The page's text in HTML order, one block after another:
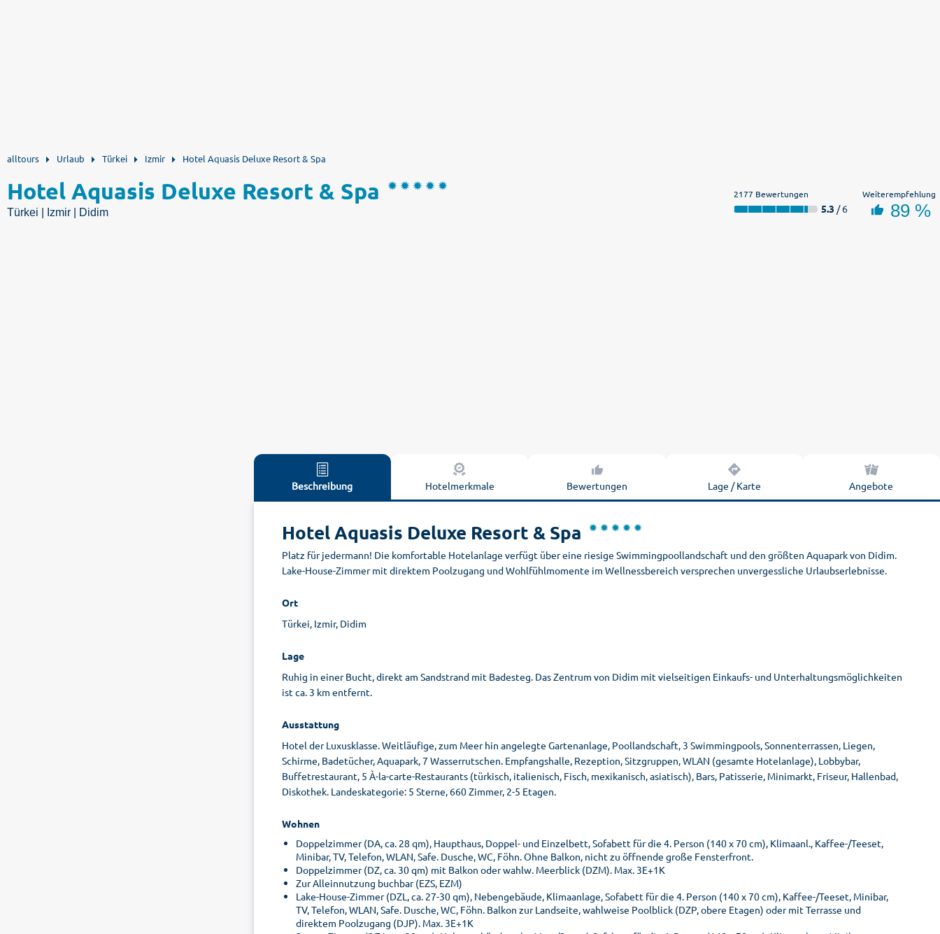
alltours Urlaub Türkei Izmir Hotel Aquasis Deluxe Resort & Spa
Hotel Aquasis Deluxe Resort & Spa
Türkei | Izmir | Didim
2177 Bewertungen
5.3 / 6
Weiterempfehlung
89 %
Beschreibung Hotelmerkmale Bewertungen Lage / Karte Angebote
Hotel Aquasis Deluxe Resort & Spa
Platz für jedermann! Die komfortable Hotelanlage verfügt über eine riesige Swimmingpoollandschaft und den größten Aquapark von Didim.
Lake-House-Zimmer mit direktem Poolzugang und Wohlfühlmomente im Wellnessbereich versprechen unvergessliche Urlaubserlebnisse.
Ort
Türkei, Izmir, Didim
Lage
Ruhig in einer Bucht, direkt am Sandstrand mit Badesteg. Das Zentrum von Didim mit vielseitigen Einkaufs- und Unterhaltungsmöglichkeiten
ist ca. 3 km entfernt.
Ausstattung
Hotel der Luxusklasse. Weitläufige, zum Meer hin angelegte Gartenanlage, Poollandschaft, 3 Swimmingpools, Sonnenterrassen, Liegen,
Schirme, Badetücher, Aquapark, 7 Wasserrutschen. Empfangshalle, Rezeption, Sitzgruppen, WLAN (gesamte Hotelanlage), Lobbybar,
Buffetrestaurant, 5 À-la-carte-Restaurants (türkisch, italienisch, Fisch, mexikanisch, asiatisch), Bars, Patisserie, Minimarkt, Friseur, Hallenbad,
Diskothek. Landeskategorie: 5 Sterne, 660 Zimmer, 2-5 Etagen.
Wohnen
Doppelzimmer (DA, ca. 28 qm), Haupthaus, Doppel- und Einzelbett, Sofabett für die 4. Person (140 x 70 cm), Klimaanl., Kaffee-/Teeset,
Minibar, TV, Telefon, WLAN, Safe. Dusche, WC, Föhn. Ohne Balkon, nicht zu öffnende große Fensterfront.
Doppelzimmer (DZ, ca. 30 qm) mit Balkon oder wahlw. Meerblick (DZM). Max. 3E+1K
Zur Alleinnutzung buchbar (EZS, EZM)
Lake-House-Zimmer (DZL, ca. 27-30 qm), Nebengebäude, Klimaanlage, Sofabett für die 4. Person (140 x 70 cm), Kaffee-/Teeset, Minibar,
TV, Telefon, WLAN, Safe. Dusche, WC, Föhn. Balkon zur Landseite, wahlweise Poolblick (DZP, obere Etagen) oder mit Terrasse und
direktem Poolzugang (DJP). Max. 3E+1K